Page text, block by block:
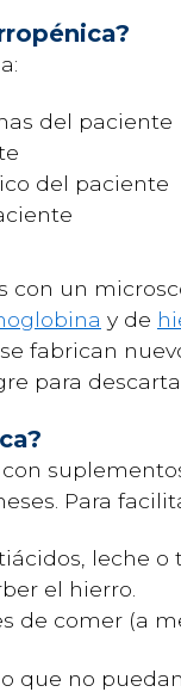
del paciente
del paciente
con un
y de
fabrican
para
Para
leche
el hierro.
de comer (a
que no